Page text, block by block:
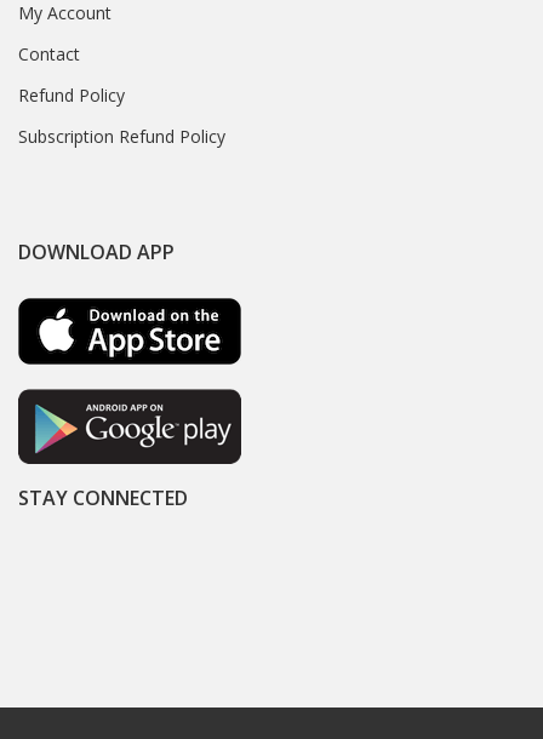
My Account
Contact
Refund Policy
Subscription Refund Policy
DOWNLOAD APP
STAY CONNECTED